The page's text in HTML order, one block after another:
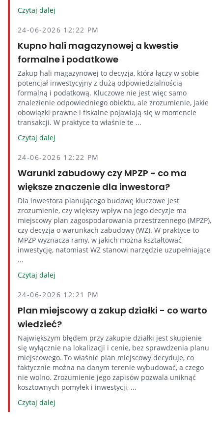
Czytaj dalej
24-06-2026 12:22 PM
Kupno hali magazynowej a kwestie
formalne i podatkowe
Zakup hali magazynowej to decyzja, która łączy w sobie
potencjał inwestycyjny z dużą odpowiedzialnością
formalną i podatkową. Kluczowe nie jest więc samo
znalezienie odpowiedniego obiektu, ale zrozumienie, jakie
obowiązki prawne i fiskalne pojawiają się w momencie
transakcji. W praktyce to właśnie te ...
Czytaj dalej
24-06-2026 12:22 PM
Warunki zabudowy czy MPZP - co ma
większe znaczenie dla inwestora?
Dla inwestora planującego budowę kluczowe jest
zrozumienie, czy większy wpływ na jego decyzje ma
miejscowy plan zagospodarowania przestrzennego (MPZP),
czy decyzja o warunkach zabudowy (WZ). W praktyce to
MPZP wyznacza ramy, w jakich można kształtować
inwestycję, natomiast WZ stanowi narzędzie uzupełniające
...
Czytaj dalej
24-06-2026 12:21 PM
Plan miejscowy a zakup działki - co warto
wiedzieć?
Największym błędem przy zakupie działki jest skupienie
się wyłącznie na lokalizacji i cenie, bez sprawdzenia planu
miejscowego. To właśnie plan miejscowy decyduje, co
faktycznie można na danym terenie wybudować, a czego
nie wolno. Zrozumienie jego zapisów pozwala uniknąć
kosztownych pomyłek i inwestycji, ...
Czytaj dalej